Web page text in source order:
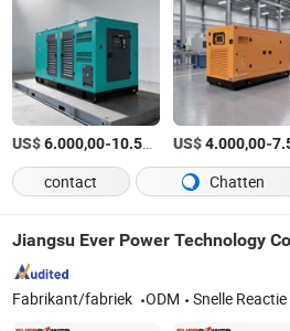
US$6.000,00-10.500,00 /Set
US$4.000,00-
contact
Chatten
Jiangsu Ever Power Technology
Fabrikant/fabriek ODM Snelle Reactie